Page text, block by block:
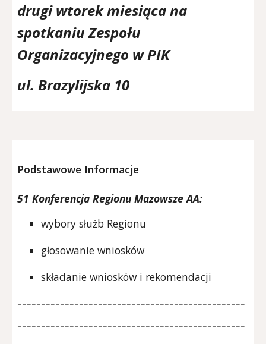
drugi wtorek miesiąca na
spotkaniu Zespołu
Organizacyjnego w PIK
ul. Brazylijska 10
Podstawowe Informacje
51 Konferencja Regionu Mazowsze AA:
wybory służb Regionu
głosowanie wniosków
składanie wniosków i rekomendacji
------------------------------------------------
------------------------------------------------